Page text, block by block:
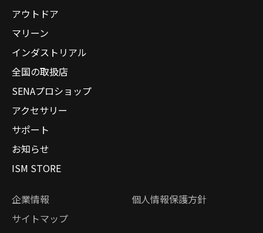
アウトドア
マリーン
インダストリアル
全国の取扱店
SENAプロショップ
アクセサリー
サポート
お知らせ
ISM STORE
企業情報
個人情報保護方針
サイトマップ